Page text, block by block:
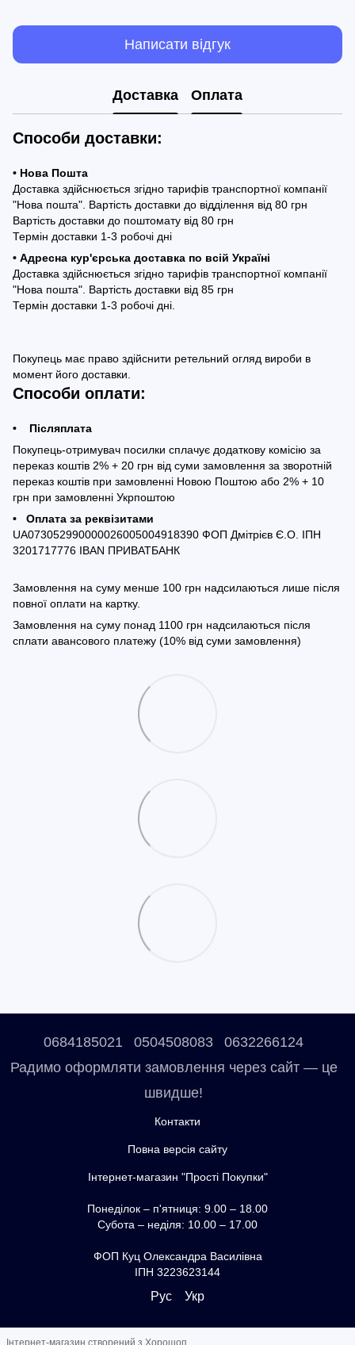
Написати відгук
Доставка Оплата
Способи доставки:
• Нова Пошта
Доставка здійснюється згідно тарифів транспортної компанії
"Нова пошта". Вартість доставки до відділення від 80 грн
Вартість доставки до поштомату від 80 грн
Термін доставки 1-3 робочі дні
• Адресна кур'єрська доставка по всій Україні
Доставка здійснюється згідно тарифів транспортної компанії
"Нова пошта". Вартість доставки від 85 грн
Термін доставки 1-3 робочі дні.
Покупець має право здійснити ретельний огляд вироби в
момент його доставки.
Способи оплати:
• Післяплата
Покупець-отримувач посилки сплачує додаткову комісію за
переказ коштів 2% + 20 грн від суми замовлення за зворотній
переказ коштів при замовленні Новою Поштою або 2% + 10
грн при замовленні Укрпоштою
• Оплата за реквізитами
UA073052990000026005004918390 ФОП Дмітрієв Є.О. ІПН
3201717776 IBAN ПРИВАТБАНК
Замовлення на суму менше 100 грн надсилаються лише після
повної оплати на картку.
Замовлення на суму понад 1100 грн надсилаються після
сплати авансового платежу (10% від суми замовлення)
0684185021 0504508083
0632266124
Радимо оформляти замовлення через сайт — це
швидше!
Контакти
Повна версія сайту
Інтернет-магазин "Прості Покупки"
Понеділок – п'ятниця: 9.00 – 18.00
Субота – неділя: 10.00 – 17.00
ФОП Куц Олександра Василівна
ІПН 3223623144
Рус Укр
Інтернет-магазин створений з Хорошоп